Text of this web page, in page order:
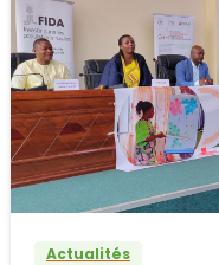
Actualités